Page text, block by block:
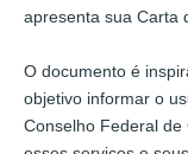
apresenta sua Carta
O documento é
objetivo informar o
Conselho Federal de